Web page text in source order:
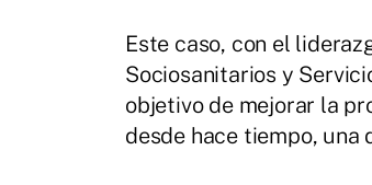
Este caso, con el
Sociosanitarios y
objetivo de mejorar la
desde hace tiempo, una